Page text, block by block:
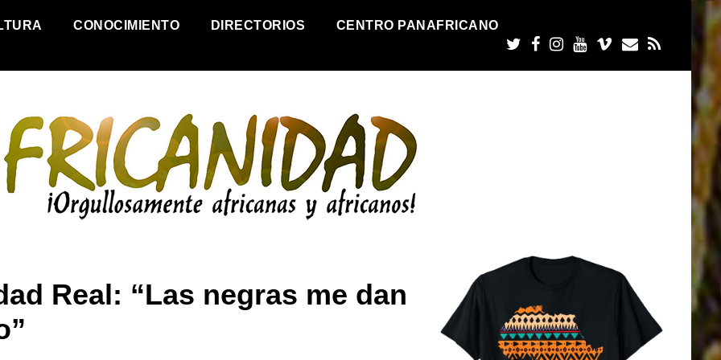
CONOCIMIENTO DIRECTORIOS CENTRO PANAFRICANO
Real: “Las negras me dan